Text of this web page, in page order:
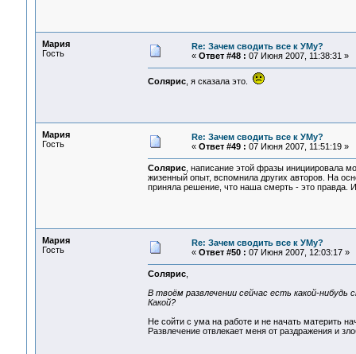
Мария
Гость
Re: Зачем сводить все к УМу?
« Ответ #48 : 07 Июня 2007, 11:38:31 »
Солярис, я сказала это.
Мария
Гость
Re: Зачем сводить все к УМу?
« Ответ #49 : 07 Июня 2007, 11:51:19 »
Солярис, написание этой фразы инициировала
жизенный опыт, вспомнила других авторов. На
приняла решение, что наша смерть - это правда.
Мария
Гость
Re: Зачем сводить все к УМу?
« Ответ #50 : 07 Июня 2007, 12:03:17 »
Солярис,
В твоём развлечении сейчас есть какой-нибудь
Какой?
Не сойти с ума на работе и не начать материть
Развлечение отвлекает меня от раздражения и